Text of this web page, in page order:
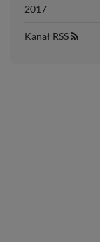
2017
Kanał RSS